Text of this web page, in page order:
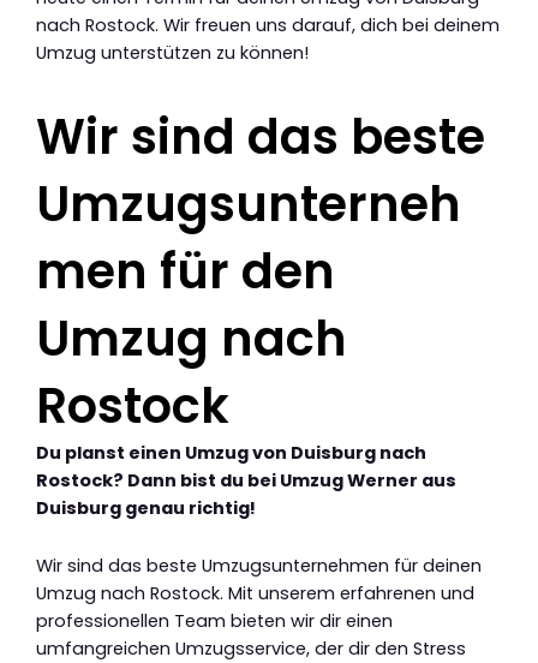
nach Rostock. Wir freuen uns darauf, dich bei deinem
Umzug unterstützen zu können!
Wir sind das beste
Umzugsunterneh
men für den
Umzug nach
Rostock
Du planst einen Umzug von Duisburg nach
Rostock? Dann bist du bei Umzug Werner aus
Duisburg genau richtig!
Wir sind das beste Umzugsunternehmen für deinen
Umzug nach Rostock. Mit unserem erfahrenen und
professionellen Team bieten wir dir einen
umfangreichen Umzugsservice, der dir den Stress